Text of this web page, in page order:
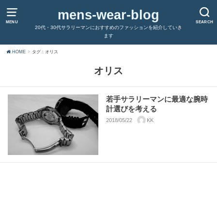
MENU SEARCH
mens-wear-blog
20代・30代サラリーマンにおすすめのファッションを紹介していき
ます
HOME タグ : オリス
オリス
若手サラリーマンに最適な腕時
計選びを考える
2018/05/22 KK